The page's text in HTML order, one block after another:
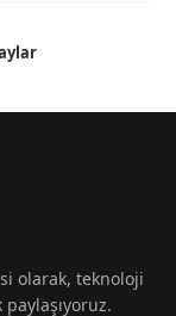
olarak, teknoloji